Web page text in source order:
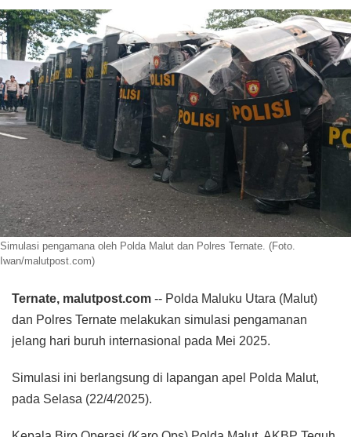
Simulasi pengamana oleh Polda Malut dan Polres Ternate. (Foto.
Iwan/malutpost.com)
Ternate, malutpost.com -- Polda Maluku Utara (Malut)
dan Polres Ternate melakukan simulasi pengamanan
jelang hari buruh internasional pada Mei 2025.
Simulasi ini berlangsung di lapangan apel Polda Malut,
pada Selasa (22/4/2025).